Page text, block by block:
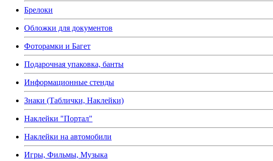
Брелоки
Обложки для документов
Фоторамки и Багет
Подарочная упаковка, банты
Информационные стенды
Знаки (Таблички, Наклейки)
Наклейки "Портал"
Наклейки на автомобили
Игры, Фильмы, Музыка